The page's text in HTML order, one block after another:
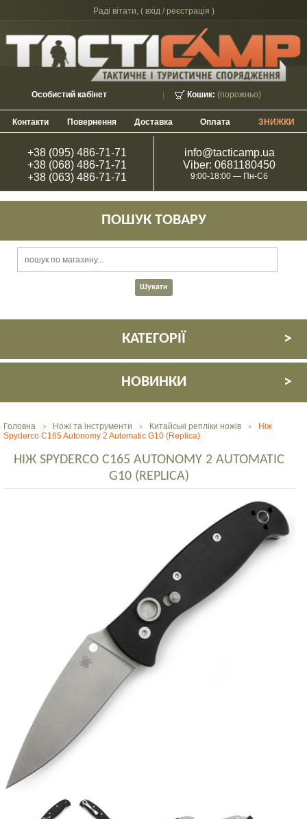
Раді вітати, ( вхід / реєстрація )
Кошик: (порожньо)
Особистий кабінет
Контакти Повернення Доставка Оплата ЗНИЖКИ
+38 (095) 486-71-71
+38 (068) 486-71-71
+38 (063) 486-71-71
info@tacticamp.ua
Viber: 0681180450
9:00-18:00 — Пн-Сб
ПОШУК ТОВАРУ
КАТЕГОРІЇ
НОВИНКИ
Головна > Ножі та інструменти > Китайські репліки ножів >
Ніж
Spyderco C165 Autonomy 2 Automatic G10 (Replica)
НІЖ SPYDERCO C165 AUTONOMY 2 AUTOMATIC
G10 (REPLICA)